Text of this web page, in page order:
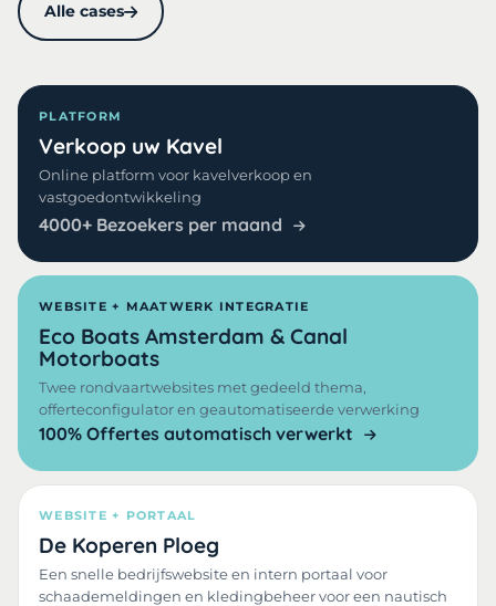
Alle cases
PLATFORM
Verkoop uw Kavel
Online platform voor kavelverkoop en
vastgoedontwikkeling
4000+ Bezoekers per maand
WEBSITE + MAATWERK INTEGRATIE
Eco Boats Amsterdam & Canal
Motorboats
Twee rondvaartwebsites met gedeeld thema,
offerteconfigulator en geautomatiseerde verwerking
100% Offertes automatisch verwerkt
WEBSITE + PORTAAL
De Koperen Ploeg
Een snelle bedrijfswebsite en intern portaal voor
schaademeldingen en kledingbeheer voor een nautisch